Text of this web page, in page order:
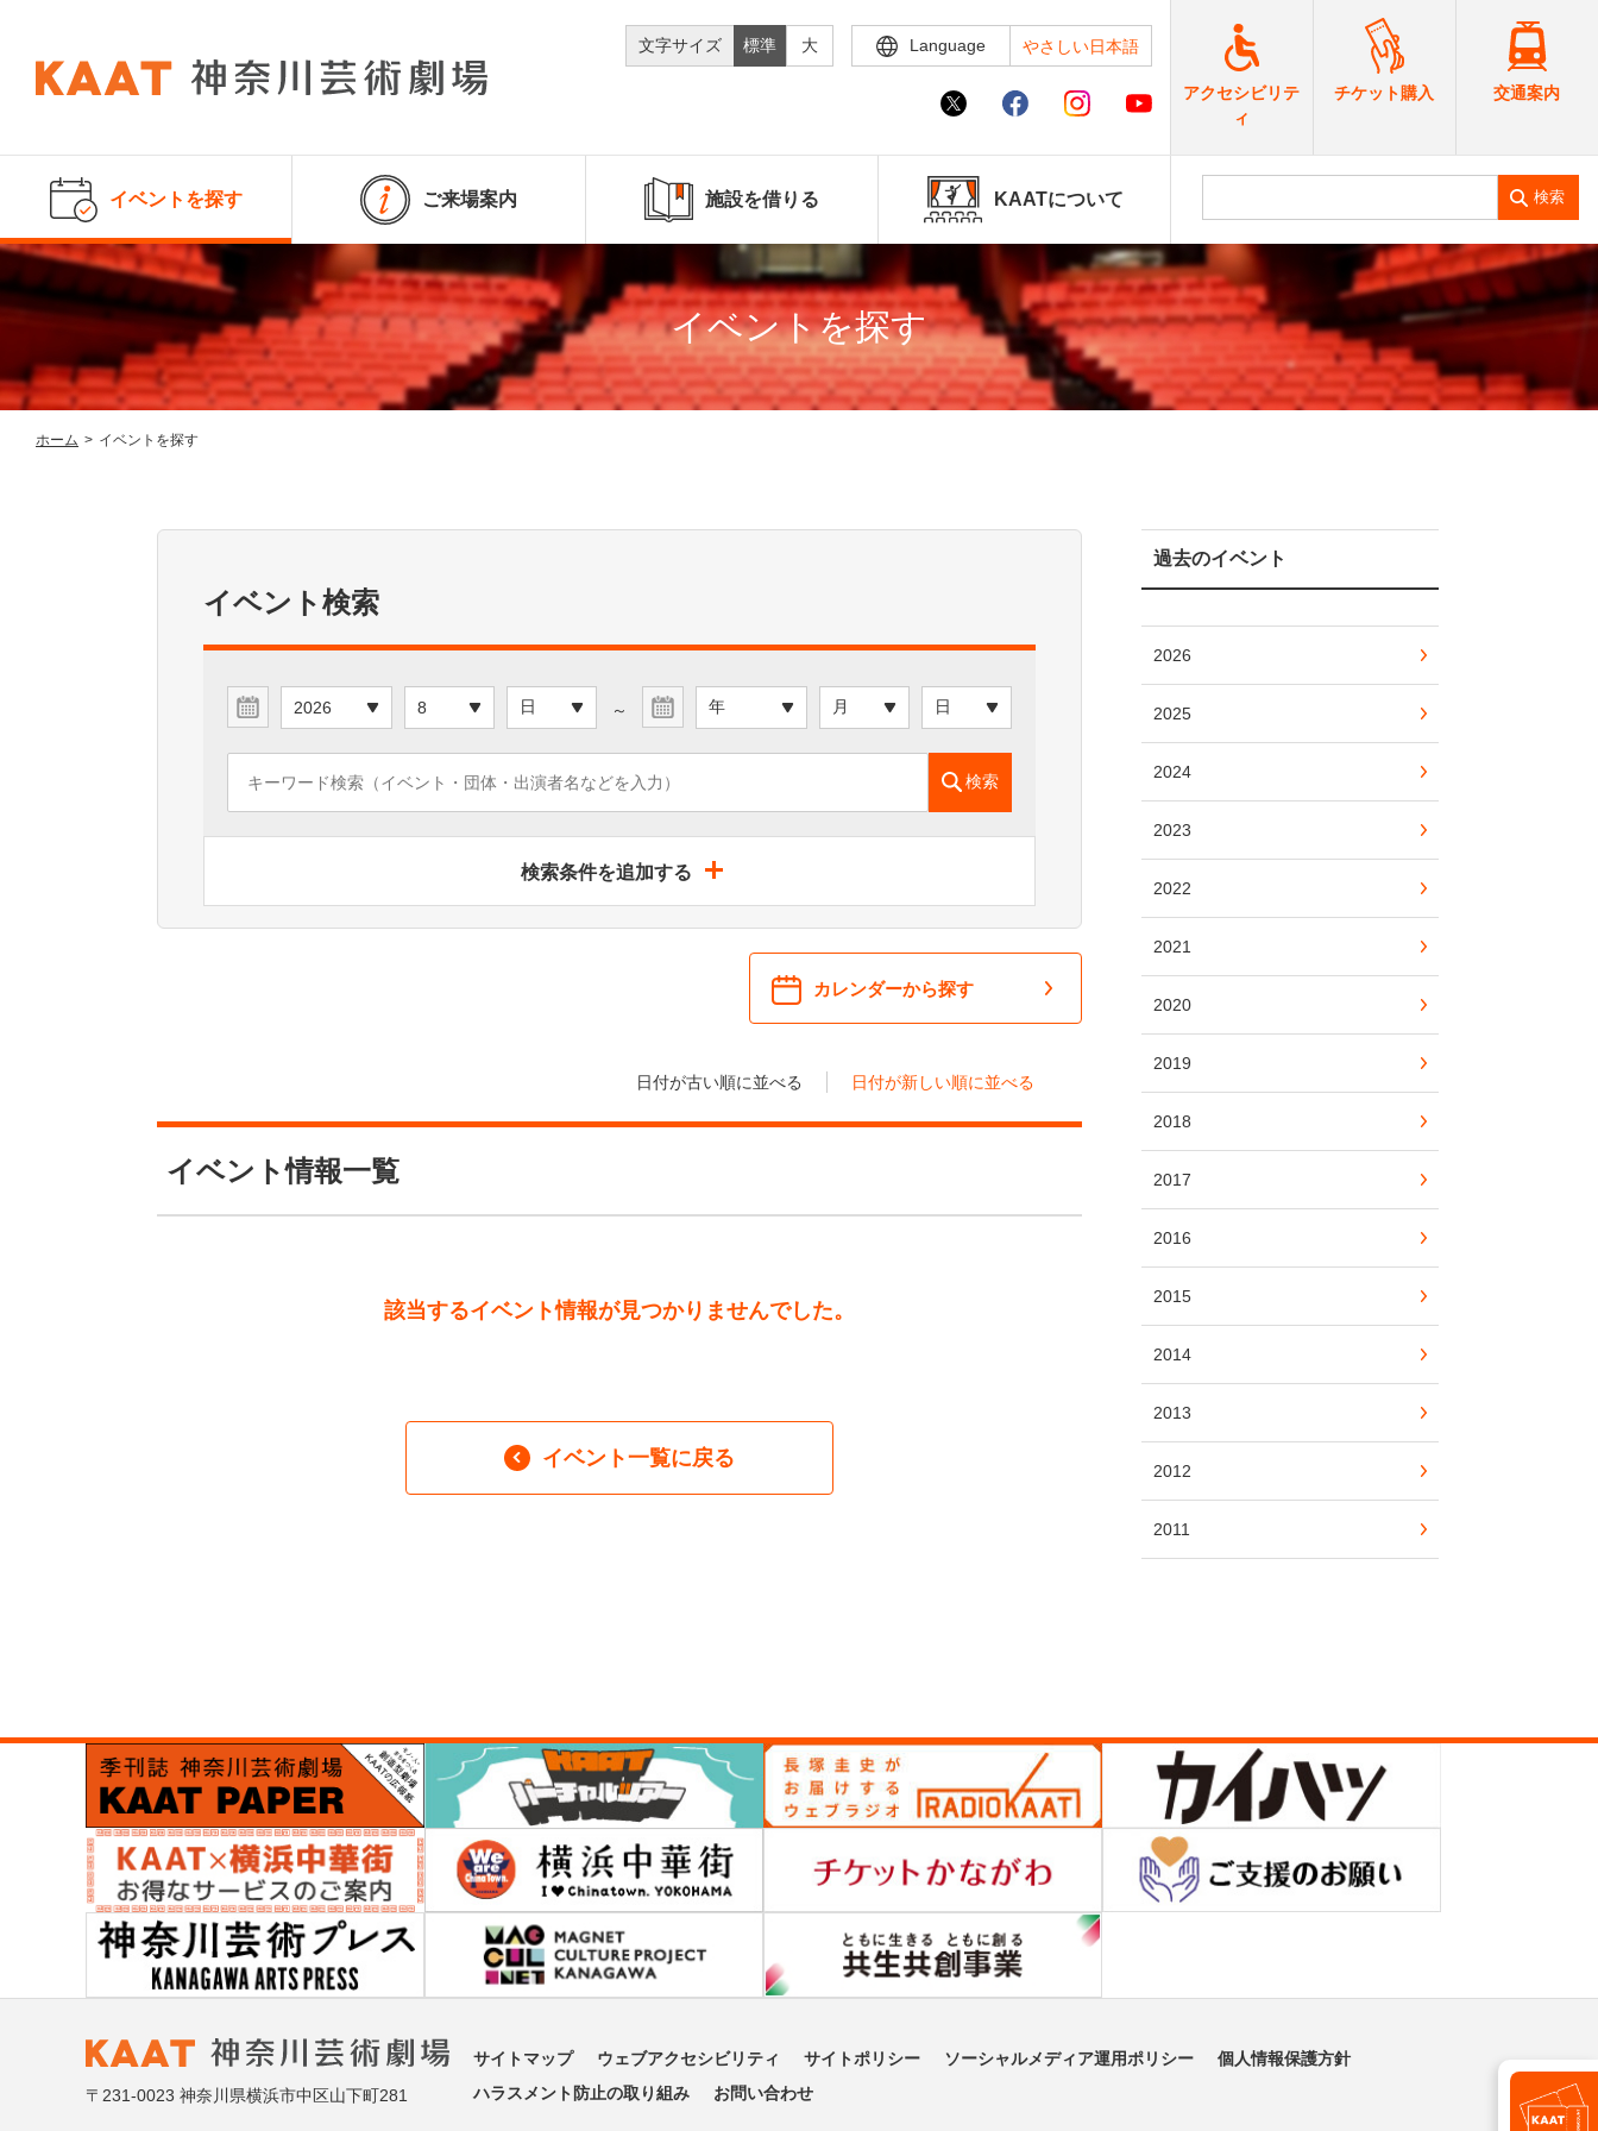
文字サイズ 標準 大 Language やさしい日本語
アクセシビリテ
ィ
チケット購入 交通案内
イベントを探す ご来場案内 施設を借りる KAATについて 検索
イベントを探す
ホーム > イベントを探す
イベント検索
～
検索
検索条件を追加する
カレンダーから探す
日付が古い順に並べる 日付が新しい順に並べる
イベント情報一覧
該当するイベント情報が見つかりませんでした。
イベント一覧に戻る
過去のイベント
2026
2025
2024
2023
2022
2021
2020
2019
2018
2017
2016
2015
2014
2013
2012
2011
〒231-0023 神奈川県横浜市中区山下町281
サイトマップ ウェブアクセシビリティ サイトポリシー ソーシャルメディア運用ポリシー
個人情報保護方針
ハラスメント防止の取り組み
お問い合わせ